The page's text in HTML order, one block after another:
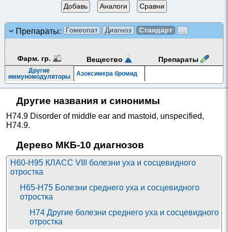
Добавь Аналоги Сравни
Препараты: Гомеопат Диагноз Стандарт
Фарм. гр. Вещество Препараты
Другие
иммуномодуляторы
Азоксимера бромид
Другие названия и синонимы
H74.9 Disorder of middle ear and mastoid, unspecified,
H74.9.
Дерево МКБ-10 диагнозов
H60-H95 КЛАСС VIII болезни уха и сосцевидного
отростка
H65-H75 Болезни среднего уха и сосцевидного
отростка
H74 Другие болезни среднего уха и сосцевидного
отростка